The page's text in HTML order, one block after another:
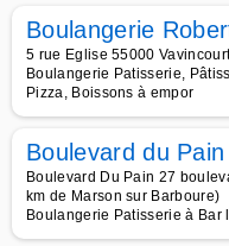
Boulangerie
5 rue Eglise 55000
Boulangerie Patisserie,
Pizza, Boissons à empor
Boulevard du Pain
Boulevard Du Pain 27
km de Marson sur Barboure)
Boulangerie Patisserie à Bar